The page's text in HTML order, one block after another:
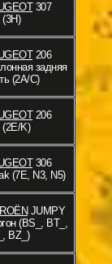
307
206
задняя
(2A/C)
206
(2E/K)
306
(7E, N3, N5)
JUMPY
(BS_, BT_,
BZ_)